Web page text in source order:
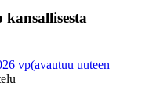
vp(avautuu uuteen